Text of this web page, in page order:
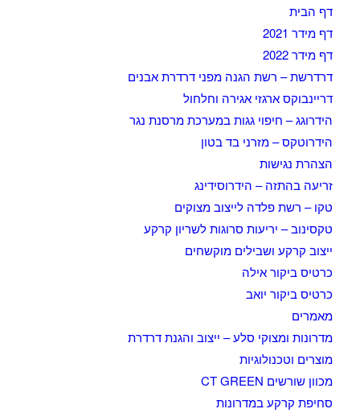
דף הבית
דף מידר 2021
דף מידר 2022
דרדרשת – רשת הגנה מפני דרדרת אבנים
דריינבוקס ארגזי אגירה וחלחול
הידרוגג – חיפוי גגות במערכת מרסנת נגר
הידרוטקס – מזרני בד בטון
הצהרת נגישות
זריעה בהתזה – הידרוסידינג
טקו – רשת פלדה לייצוב מצוקים
טקסינוב – יריעות סרוגות לשריון קרקע
ייצוב קרקע ושבילים מוקשחים
כרטיס ביקור אילה
כרטיס ביקור יואב
מאמרים
מדרונות ומצוקי סלע – ייצוב והגנת דרדרת
מוצרים וטכנולוגיות
מכוון שורשים CT GREEN
סחיפת קרקע במדרונות